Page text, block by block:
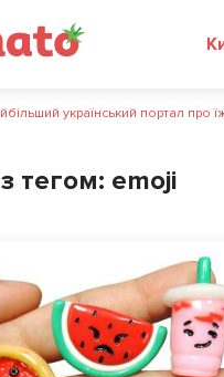
український портал про
тегом: emoji